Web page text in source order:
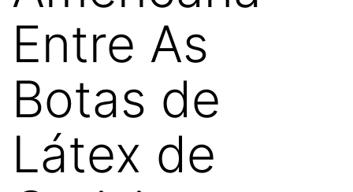
Entre As
Botas de
Látex de